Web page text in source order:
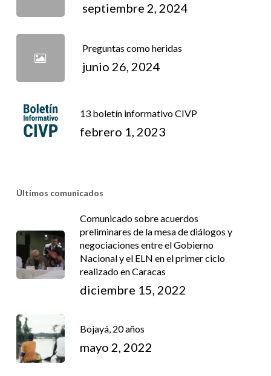
septiembre 2, 2024
Preguntas como heridas
junio 26, 2024
13 boletín informativo CIVP
febrero 1, 2023
Últimos comunicados
Comunicado sobre acuerdos
preliminares de la mesa de diálogos y
negociaciones entre el Gobierno
Nacional y el ELN en el primer ciclo
realizado en Caracas
diciembre 15, 2022
Bojayá, 20 años
mayo 2, 2022